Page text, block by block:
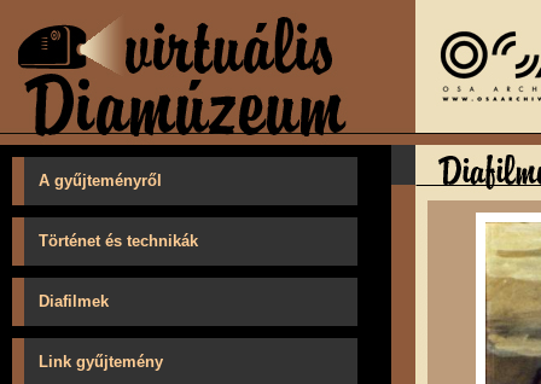
A gyűjteményről
Történet és technikák
Diafilmek
Link gyűjtemény